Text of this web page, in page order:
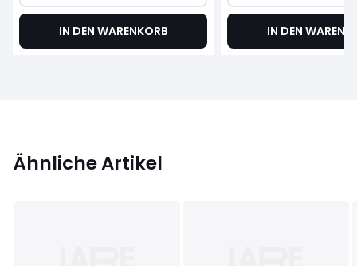
IN DEN WARENKORB IN DEN
Ähnliche Artikel